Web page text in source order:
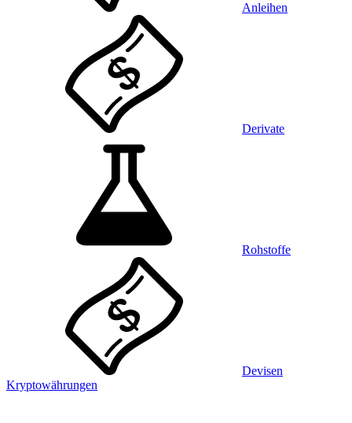
Anleihen
Derivate
Rohstoffe
Devisen
Kryptowährungen